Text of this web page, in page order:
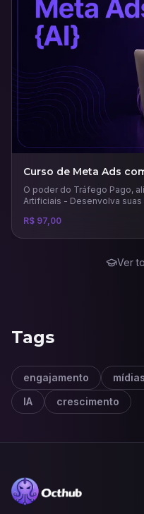
Curso de Meta Ads
O poder do Tráfego Pago,
Artificiais - Desenvolva
este mercado.
R$ 97,00
Ver
Tags
engajamento
IA
crescimento